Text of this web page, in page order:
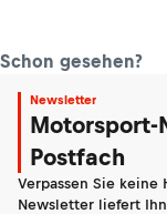
Schon gesehen?
Newsletter
Motorsport-
Postfach
Verpassen Sie
Newsletter liefert